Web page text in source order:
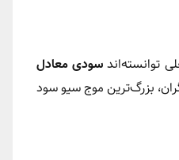
توانسته‌اند سودی معادل
بزرگ‌ترین موج سیو سود